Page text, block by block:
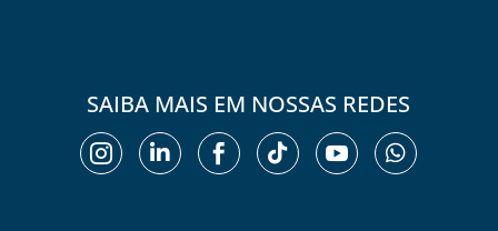
SAIBA MAIS EM NOSSAS REDES
     